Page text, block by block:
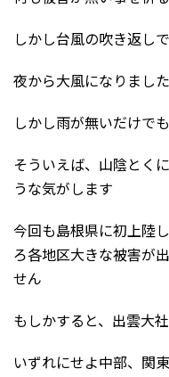
しかし台風の吹き返し
夜から大風になりました
しかし雨が無いだけで
そういえば、山陰とく
うな気がします
今回も島根県に初上陸
ろ各地区大きな被害が
せん
もしかすると、出雲大
いずれにせよ中部、関